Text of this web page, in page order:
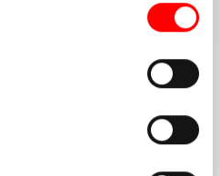
als verkoopmakelaar
mijn zaak behartigde.
uitstekende en zeer
10